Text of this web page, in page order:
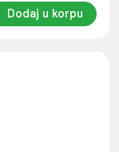
Dodaj u korpu